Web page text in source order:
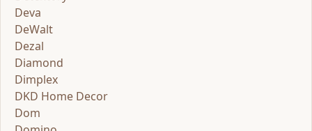
Deva
DeWalt
Dezal
Diamond
Dimplex
DKD Home Decor
Dom